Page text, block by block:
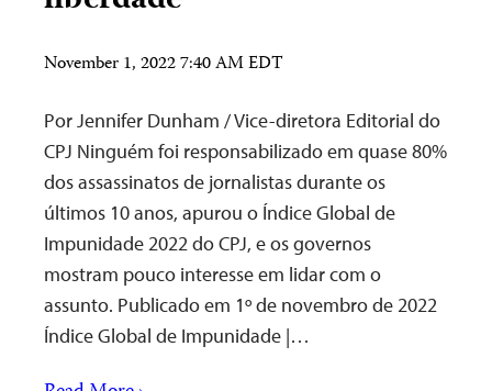
November 1, 2022 7:40 AM EDT
Por Jennifer Dunham / Vice-diretora Editorial do
CPJ Ninguém foi responsabilizado em quase 80%
dos assassinatos de jornalistas durante os
últimos 10 anos, apurou o Índice Global de
Impunidade 2022 do CPJ, e os governos
mostram pouco interesse em lidar com o
assunto. Publicado em 1º de novembro de 2022
Índice Global de Impunidade |…